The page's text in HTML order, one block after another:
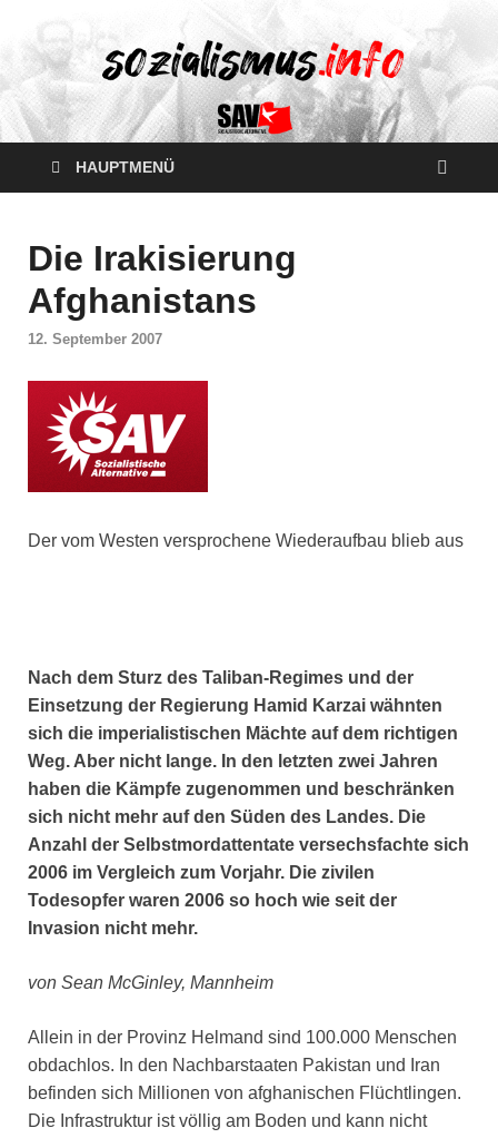
HAUPTMENÜ
Die Irakisierung
Afghanistans
12. September 2007
Der vom Westen versprochene Wiederaufbau blieb aus
Nach dem Sturz des Taliban-Regimes und der
Einsetzung der Regierung Hamid Karzai wähnten
sich die imperialistischen Mächte auf dem richtigen
Weg. Aber nicht lange. In den letzten zwei Jahren
haben die Kämpfe zugenommen und beschränken
sich nicht mehr auf den Süden des Landes. Die
Anzahl der Selbstmordattentate versechsfachte sich
2006 im Vergleich zum Vorjahr. Die zivilen
Todesopfer waren 2006 so hoch wie seit der
Invasion nicht mehr.
von Sean McGinley, Mannheim
Allein in der Provinz Helmand sind 100.000 Menschen
obdachlos. In den Nachbarstaaten Pakistan und Iran
befinden sich Millionen von afghanischen Flüchtlingen.
Die Infrastruktur ist völlig am Boden und kann nicht